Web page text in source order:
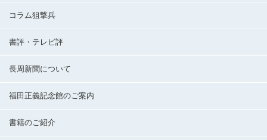
コラム狙撃兵
書評・テレビ評
長周新聞について
福田正義記念館のご案内
書籍のご紹介